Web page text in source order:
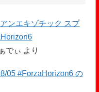
ンエキゾチック スプ
でぃ より
05 #ForzaHorizon6 の